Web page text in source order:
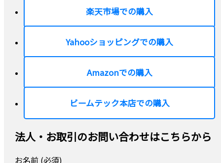
楽天市場での購入
Yahooショッピングでの購入
Amazonでの購入
ビームテック本店での購入
法人・お取引のお問い合わせはこちらから
お名前 (必須)